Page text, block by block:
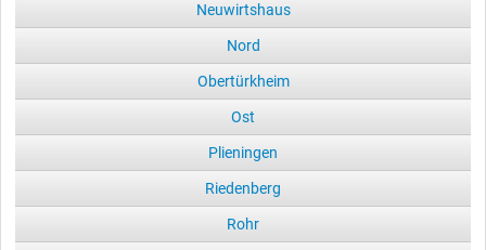
Neuwirtshaus
Nord
Obertürkheim
Ost
Plieningen
Riedenberg
Rohr